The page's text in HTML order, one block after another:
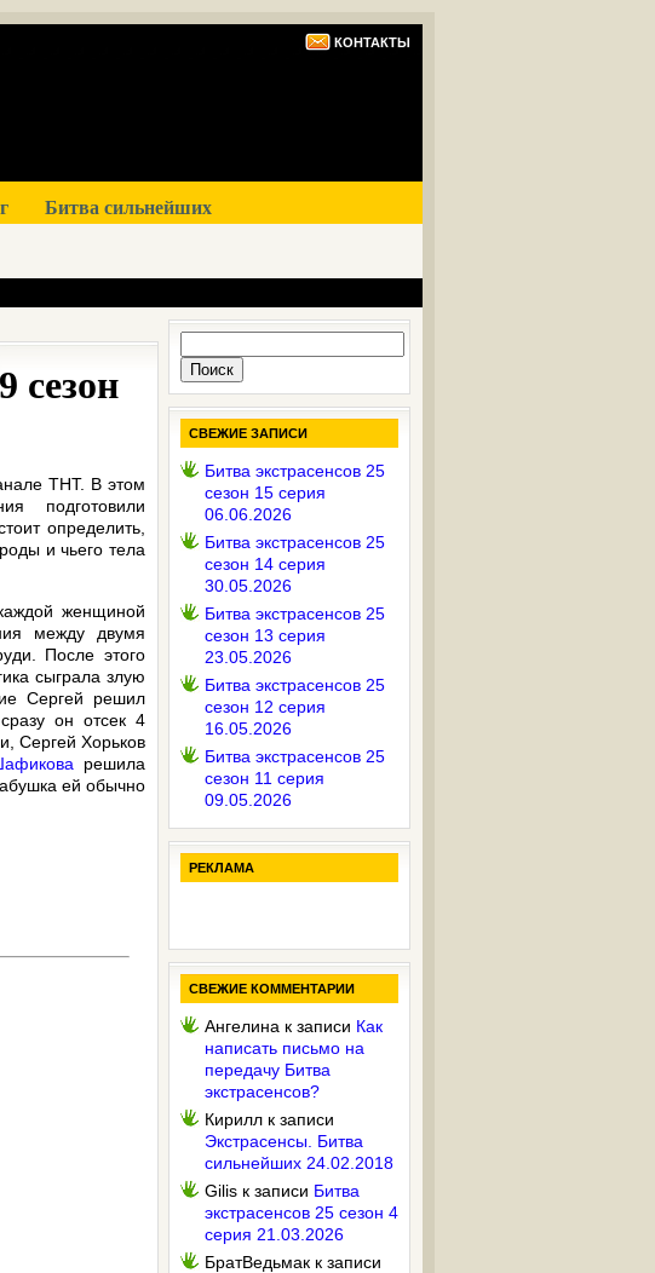
КОНТАКТЫ
Битва сильнейших
сезон
ТНТ. В этом
подготовили
определить,
и чьего тела
женщиной
между двумя
После этого
сыграла злую
Сергей решил
он отсек 4
Сергей Хорьков
решила
ей обычно
СВЕЖИЕ ЗАПИСИ
Битва экстрасенсов 25
сезон 15 серия
06.06.2026
Битва экстрасенсов 25
сезон 14 серия
30.05.2026
Битва экстрасенсов 25
сезон 13 серия
23.05.2026
Битва экстрасенсов 25
сезон 12 серия
16.05.2026
Битва экстрасенсов 25
сезон 11 серия
09.05.2026
РЕКЛАМА
СВЕЖИЕ КОММЕНТАРИИ
Ангелина к записи Как
написать письмо на
передачу Битва
экстрасенсов?
Кирилл к записи
Экстрасенсы. Битва
сильнейших 24.02.2018
Gilis к записи Битва
экстрасенсов 25 сезон 4
серия 21.03.2026
БратВедьмак к записи